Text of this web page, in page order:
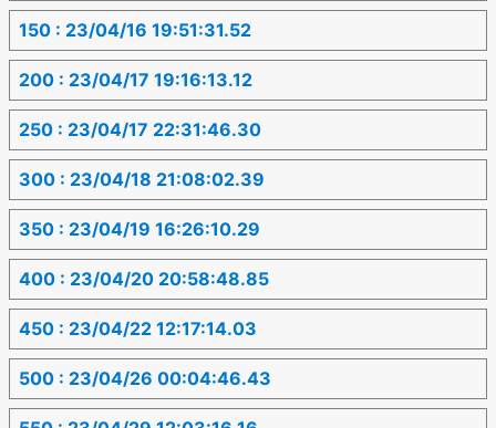
150 : 23/04/16 19:51:31.52
200 : 23/04/17 19:16:13.12
250 : 23/04/17 22:31:46.30
300 : 23/04/18 21:08:02.39
350 : 23/04/19 16:26:10.29
400 : 23/04/20 20:58:48.85
450 : 23/04/22 12:17:14.03
500 : 23/04/26 00:04:46.43